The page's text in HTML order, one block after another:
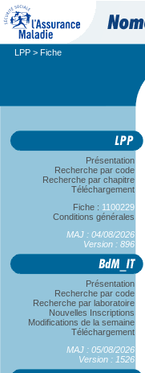
LPP > Fiche
Présentation
Recherche par code
Recherche par chapitre
Téléchargement
Fiche : 1100229
Conditions générales
MAJ : 04/08/2026
Version : 896
Présentation
Recherche par code
Recherche par laboratoire
Nouvelles Inscriptions
Modifications de la semaine
Téléchargement
MAJ : 05/08/2026
Version : 1526